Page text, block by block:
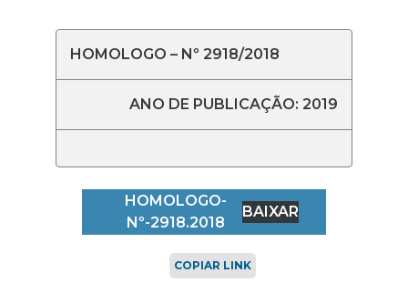
HOMOLOGO – Nº 2918/2018
ANO DE PUBLICAÇÃO: 2019
HOMOLOGO-
Nº-2918.2018
BAIXAR
COPIAR LINK